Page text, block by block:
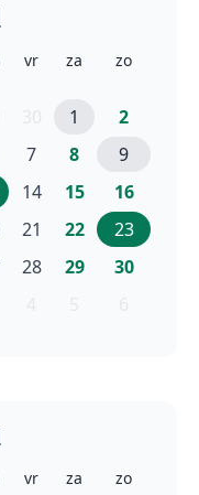
vr za zo
1 2
7 8 9
14 15 16
21 22 23
28 29 30
vr za zo